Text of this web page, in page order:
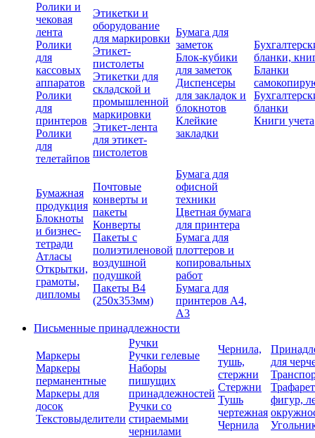
Ролики и
чековая
лента
Ролики
для
кассовых
аппаратов
Ролики
для
принтеров
Ролики
для
телетайпов
Этикетки и
оборудование
для маркировки
Этикет-
пистолеты
Этикетки для
складской и
промышленной
маркировки
Этикет-лента
для этикет-
пистолетов
Бумага для
заметок
Блок-кубики
для заметок
Диспенсеры
для закладок и
блокнотов
Клейкие
закладки
бланки,
Бланки
бланки
Книги учета
Бумажная
продукция
Блокноты
и бизнес-
тетради
Атласы
Открытки,
грамоты,
дипломы
Почтовые
конверты и
пакеты
Конверты
Пакеты с
полиэтиленовой
воздушной
подушкой
Пакеты В4
(250х353мм)
Бумага для
офисной
техники
Цветная бумага
для принтера
Бумага для
плоттеров и
копировальных
работ
Бумага для
принтеров А4,
А3
Письменные принадлежности
Маркеры
Маркеры
перманентные
Маркеры для
досок
Текстовыделители
Ручки
Ручки гелевые
Наборы
пишущих
принадлежностей
Ручки со
стираемыми
чернилами
Чернила,
тушь,
стержни
Стержни
Тушь
чертежная
Чернила
для
фигур,